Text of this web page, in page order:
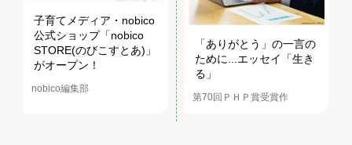
子育てメディア・nobico
公式ショップ「nobico
STORE(のびこすとあ)」
がオープン！
nobico編集部
「ありがとう」の一言の
ために...エッセイ「生き
る」
第70回ＰＨＰ賞受賞作